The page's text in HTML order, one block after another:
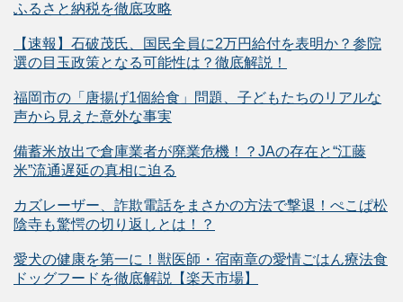
ふるさと納税を徹底攻略
【速報】石破茂氏、国民全員に2万円給付を表明か？参院
選の目玉政策となる可能性は？徹底解説！
福岡市の「唐揚げ1個給食」問題、子どもたちのリアルな
声から見えた意外な事実
備蓄米放出で倉庫業者が廃業危機！？JAの存在と“江藤
米”流通遅延の真相に迫る
カズレーザー、詐欺電話をまさかの方法で撃退！ぺこぱ松
陰寺も驚愕の切り返しとは！？
愛犬の健康を第一に！獣医師・宿南章の愛情ごはん療法食
ドッグフードを徹底解説【楽天市場】